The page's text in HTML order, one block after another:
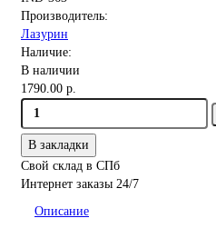
Производитель:
Лазурин
Наличие:
В наличии
1790.00 р.
В закладки
Свой склад в СПб
Интернет заказы 24/7
Описание